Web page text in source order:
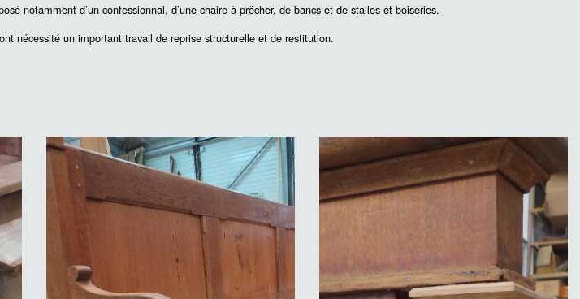
notamment d’un confessionnal, d’une chaire à prêcher, de bancs et de stalles et boiseries.
nécessité un important travail de reprise structurelle et de restitution.